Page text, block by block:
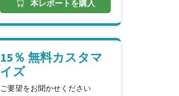
本レポートを購入
15％ 無料カスタマ
イズ
ご要望をお聞かせください